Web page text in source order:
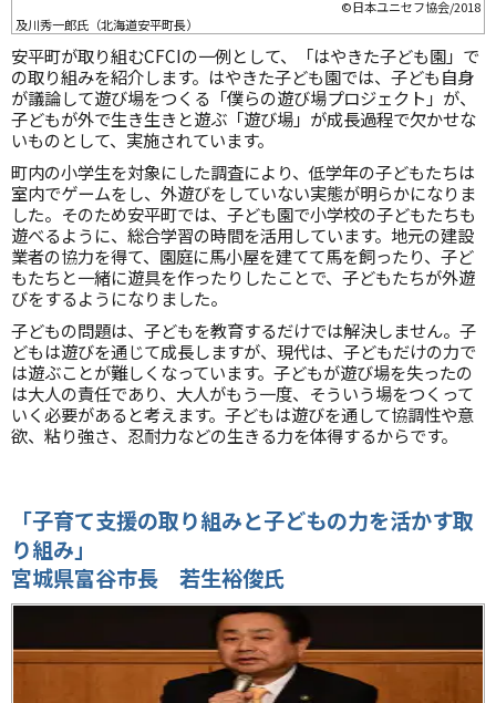
©日本ユニセフ協会/2018
及川秀一郎氏（北海道安平町長）
安平町が取り組むCFCIの一例として、「はやきた子ども園」で
の取り組みを紹介します。はやきた子ども園では、子ども自身
が議論して遊び場をつくる「僕らの遊び場プロジェクト」が、
子どもが外で生き生きと遊ぶ「遊び場」が成長過程で欠かせな
いものとして、実施されています。
町内の小学生を対象にした調査により、低学年の子どもたちは
室内でゲームをし、外遊びをしていない実態が明らかになりま
した。そのため安平町では、子ども園で小学校の子どもたちも
遊べるように、総合学習の時間を活用しています。地元の建設
業者の協力を得て、園庭に馬小屋を建てて馬を飼ったり、子ど
もたちと一緒に遊具を作ったりしたことで、子どもたちが外遊
びをするようになりました。
子どもの問題は、子どもを教育するだけでは解決しません。子
どもは遊びを通じて成長しますが、現代は、子どもだけの力で
は遊ぶことが難しくなっています。子どもが遊び場を失ったの
は大人の責任であり、大人がもう一度、そういう場をつくって
いく必要があると考えます。子どもは遊びを通して協調性や意
欲、粘り強さ、忍耐力などの生きる力を体得するからです。
「子育て支援の取り組みと子どもの力を活かす取
り組み」
宮城県富谷市長 若生裕俊氏